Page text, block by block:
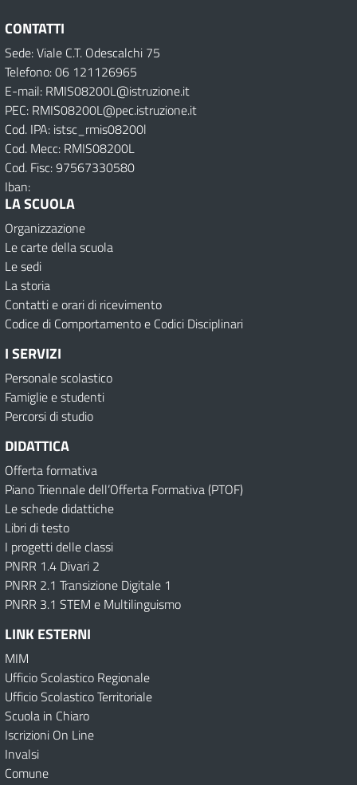
CONTATTI
Sede: Viale C.T. Odescalchi 75
Telefono: 06 121126965
E-mail: RMIS08200L@istruzione.it
PEC: RMIS08200L@pec.istruzione.it
Cod. IPA: istsc_rmis08200l
Cod. Mecc: RMIS08200L
Cod. Fisc: 97567330580
Iban:
LA SCUOLA
Organizzazione
Le carte della scuola
Le sedi
La storia
Contatti e orari di ricevimento
Codice di Comportamento e Codici Disciplinari
I SERVIZI
Personale scolastico
Famiglie e studenti
Percorsi di studio
DIDATTICA
Offerta formativa
Piano Triennale dell’Offerta Formativa (PTOF)
Le schede didattiche
Libri di testo
I progetti delle classi
PNRR 1.4 Divari 2
PNRR 2.1 Transizione Digitale 1
PNRR 3.1 STEM e Multilinguismo
LINK ESTERNI
MIM
Ufficio Scolastico Regionale
Ufficio Scolastico Territoriale
Scuola in Chiaro
Iscrizioni On Line
Invalsi
Comune